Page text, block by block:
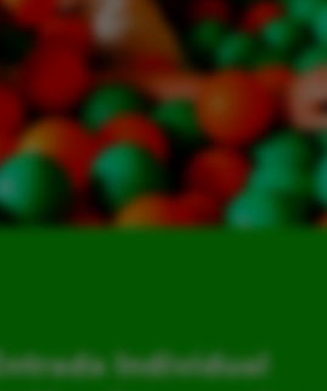
Entrada Individual